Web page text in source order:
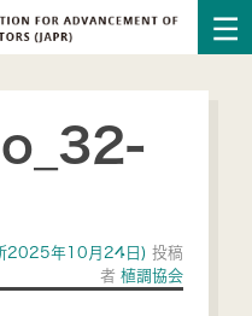
2025年10月24日)投稿
者 植調協会